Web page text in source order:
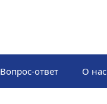
Вопрос-ответ О нас